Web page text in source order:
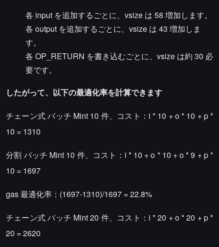
各 input を追加するごとに、vsize は 58 増加します。
各 output を追加するごとに、vsize は 43 増加しま
す。
各 OP_RETURN を書き込むごとに、vsize は約 30 必
要です。
したがって、以下の最適化率を計算できます
チェーン式 バッチ Mint 10 件、コスト：i * 10 + o * 10 + p *
10 = 1310
分割 バッチ Mint 10 件、コスト：i * 10 + o * 10 + o * 9 + p *
10 = 1697
gas 最適化率：(1697-1310)/1697 = 22.8%
チェーン式 バッチ Mint 20 件、コスト：i * 20 + o * 20 + p *
20 = 2620